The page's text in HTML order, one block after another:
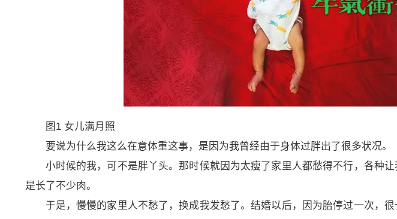
图1 女儿满月照
要说为什么我这么在意体重这事，是因为我曾经由于身体过胖出了很多状况。
小时候的我，可不是胖丫头。那时候就因为太瘦了家里人都愁得不行，各种
是长了不少肉。
于是，慢慢的家里人不愁了，换成我发愁了。结婚以后，因为胎停过一次，